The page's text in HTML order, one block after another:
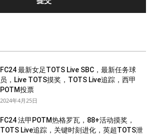
FC24 最新女足TOTS Live SBC，最新任务球
员，Live TOTS摸奖，TOTS Live追踪，西甲
POTM投票
2024年4月25日
FC24 法甲POTM热格罗瓦，88+活动摸奖，
TOTS Live追踪，关键时刻进化，英超TOTS泄